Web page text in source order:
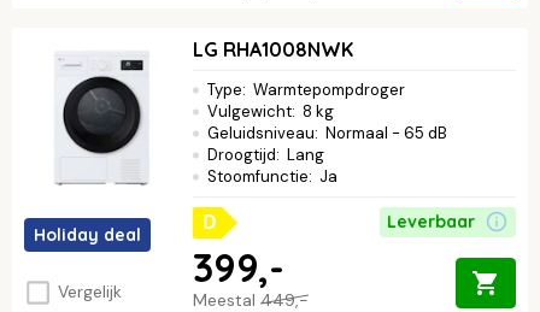
Holiday deal
Vergelijk
LG RHA1008NWK
Type: Warmtepompdroger
Vulgewicht: 8 kg
Geluidsniveau: Normaal - 65 dB
Droogtijd: Lang
Stoomfunctie: Ja
D Leverbaar
Meestal 449,-
399,-